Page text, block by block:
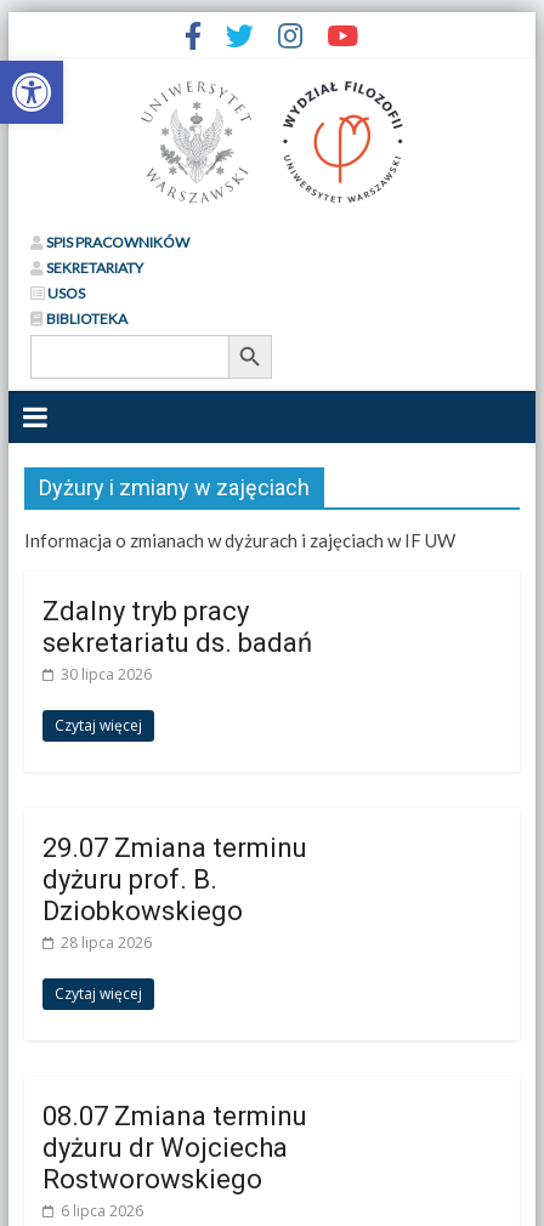
Otwórz pasek narzędzi
SPIS PRACOWNIKÓW
SEKRETARIATY
USOS
BIBLIOTEKA
Search
Search Button
Dyżury i zmiany w zajęciach
Informacja o zmianach w dyżurach i zajęciach w IF UW
Zdalny tryb pracy
sekretariatu ds. badań
30 lipca 2026
Czytaj więcej
29.07 Zmiana terminu
dyżuru prof. B.
Dziobkowskiego
28 lipca 2026
Czytaj więcej
08.07 Zmiana terminu
dyżuru dr Wojciecha
Rostworowskiego
6 lipca 2026